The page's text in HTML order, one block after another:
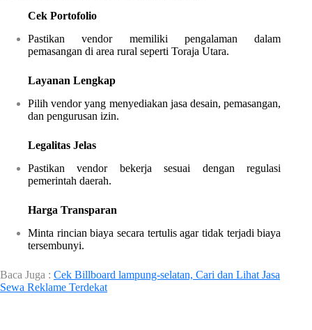
Cek Portofolio
Pastikan vendor memiliki pengalaman dalam
pemasangan di area rural seperti Toraja Utara.
Layanan Lengkap
Pilih vendor yang menyediakan jasa desain, pemasangan,
dan pengurusan izin.
Legalitas Jelas
Pastikan vendor bekerja sesuai dengan regulasi
pemerintah daerah.
Harga Transparan
Minta rincian biaya secara tertulis agar tidak terjadi biaya
tersembunyi.
Baca Juga : Cek Billboard lampung-selatan, Cari dan Lihat Jasa
Sewa Reklame Terdekat